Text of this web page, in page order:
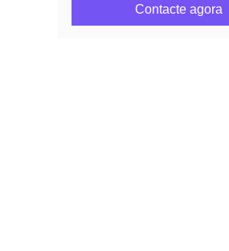
Contacte agora